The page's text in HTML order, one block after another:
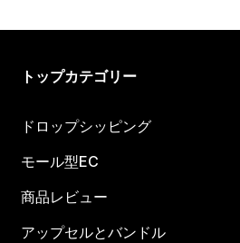
トップカテゴリー
ドロップシッピング
モール型EC
商品レビュー
アップセルとバンドル